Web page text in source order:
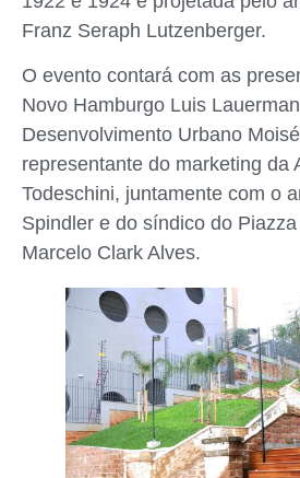
Franz Seraph Lutzenberger.
O evento contará com as
Novo Hamburgo Luis
Desenvolvimento Urbano
representante do marketing da
Todeschini, juntamente com o
Spindler e do síndico do
Marcelo Clark Alves.